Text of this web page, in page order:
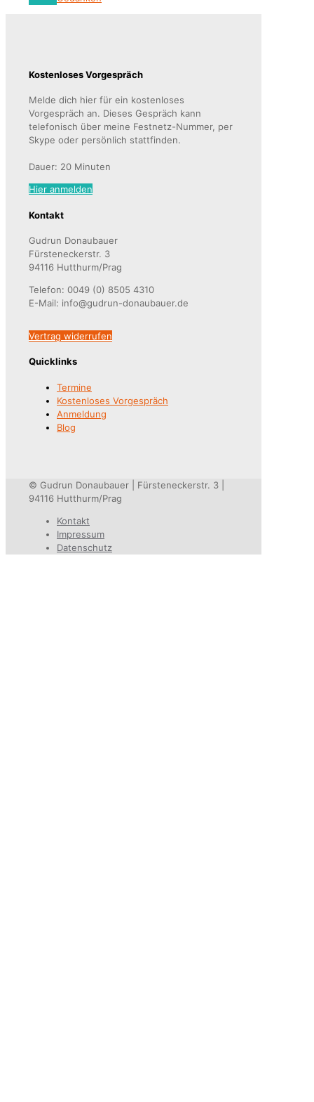
Kostenloses Vorgespräch
Melde dich hier für ein kostenloses
Vorgespräch an. Dieses Gespräch kann
telefonisch über meine Festnetz-Nummer, per
Skype oder persönlich stattfinden.
Dauer: 20 Minuten
Hier anmelden
Kontakt
Gudrun Donaubauer
Fürsteneckerstr. 3
94116 Hutthurm/Prag
Telefon: 0049 (0) 8505 4310
E-Mail: info@gudrun-donaubauer.de
Vertrag widerrufen
Quicklinks
Termine
Kostenloses Vorgespräch
Anmeldung
Blog
© Gudrun Donaubauer | Fürsteneckerstr. 3 |
94116 Hutthurm/Prag
Kontakt
Impressum
Datenschutz